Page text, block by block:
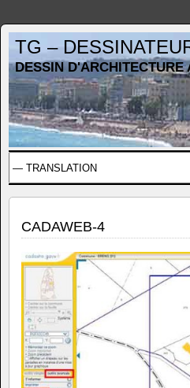
TG –
DESSIN D'ARCHITECTURE
CADAWEB-4